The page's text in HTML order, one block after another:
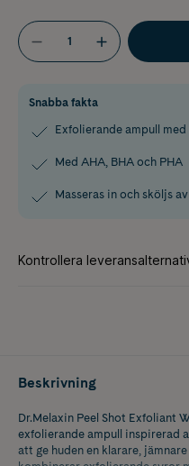
Snabba fakta
Exfolierande ampull
Med AHA, BHA och PHA
Masseras in och sköljs av
Beskrivning
Dr.Melaxin Peel Shot Exfoliant
exfolierande ampull inspirerad
att ge huden en klarare,